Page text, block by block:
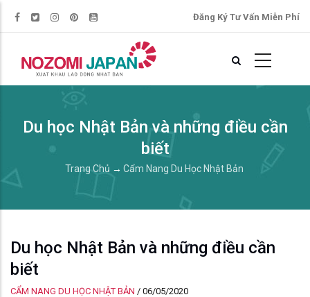
Đăng Ký Tư Vấn Miễn Phí
Du học Nhật Bản và những điều cần
biết
Trang Chủ → Cẩm Nang Du Học Nhật Bản
Du học Nhật Bản và những điều cần
biết
CẨM NANG DU HỌC NHẬT BẢN / 06/05/2020